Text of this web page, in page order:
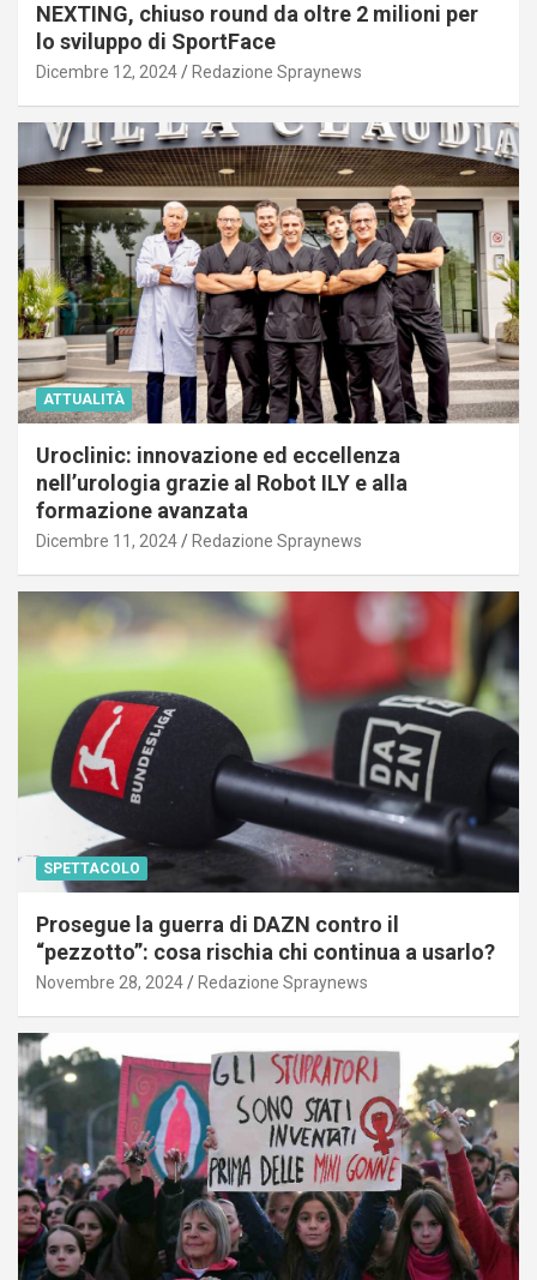
NEXTING, chiuso round da oltre 2 milioni per
lo sviluppo di SportFace
Dicembre 12, 2024 Redazione Spraynews
ATTUALITÀ
Uroclinic: innovazione ed eccellenza
nell’urologia grazie al Robot ILY e alla
formazione avanzata
Dicembre 11, 2024 Redazione Spraynews
SPETTACOLO
Prosegue la guerra di DAZN contro il
“pezzotto”: cosa rischia chi continua a usarlo?
Novembre 28, 2024 Redazione Spraynews